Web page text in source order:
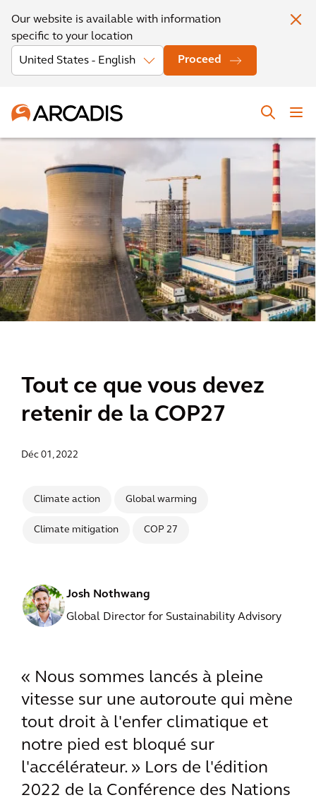
Our website is available with information
specific to your location
Proceed
Tout ce que vous devez
retenir de la COP27
Déc 01, 2022
Climate action Global warming
Climate mitigation COP 27
Josh Nothwang
Global Director for Sustainability Advisory
« Nous sommes lancés à pleine
vitesse sur une autoroute qui mène
tout droit à l'enfer climatique et
notre pied est bloqué sur
l'accélérateur. » Lors de l'édition
2022 de la Conférence des Nations